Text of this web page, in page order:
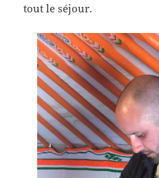
tout le séjour.